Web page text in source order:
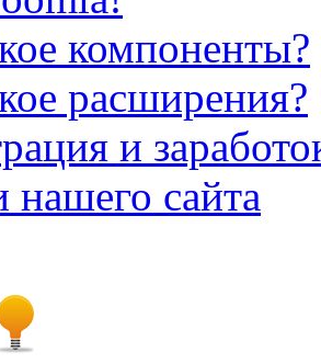
компоненты?
расширения?
и
нашего сайта